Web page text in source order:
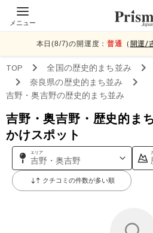
メニュー
本日(8/7)の開運度：普通 （ 開運/
TOP 全国の歴史的まち並み
奈良県の歴史的まち並み
吉野・奥吉野の歴史的まち並み
吉野・奥吉野・歴史的ま
かけスポット
エリア
吉野・奥吉野
クチコミの件数が多い順